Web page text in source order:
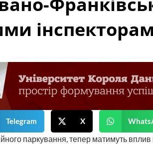
Telegram X
паркування, тепер матимуть